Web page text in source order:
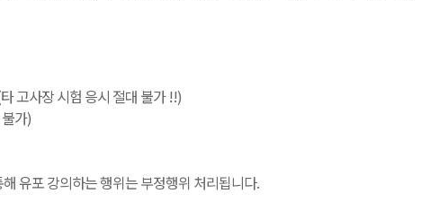
고사장 시험 응시 절대 불가 !!)
가)
유포 강의하는 행위는 부정행위 처리됩니다.